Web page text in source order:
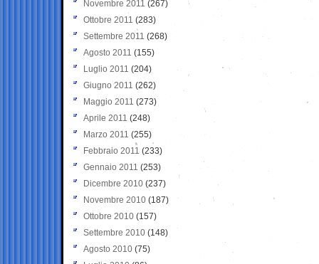
Novembre 2011 (267)
Ottobre 2011 (283)
Settembre 2011 (268)
Agosto 2011 (155)
Luglio 2011 (204)
Giugno 2011 (262)
Maggio 2011 (273)
Aprile 2011 (248)
Marzo 2011 (255)
Febbraio 2011 (233)
Gennaio 2011 (253)
Dicembre 2010 (237)
Novembre 2010 (187)
Ottobre 2010 (157)
Settembre 2010 (148)
Agosto 2010 (75)